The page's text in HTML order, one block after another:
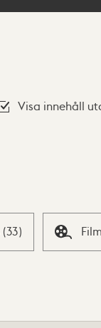
Visa innehåll
(33)